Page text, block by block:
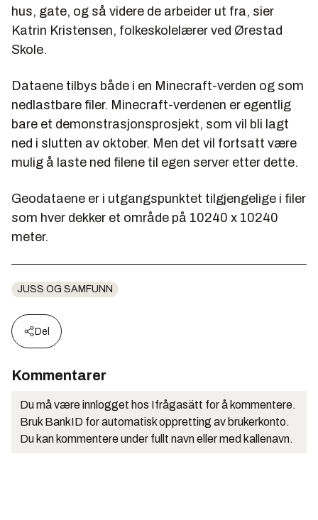
hus, gate, og så videre de arbeider ut fra, sier
Katrin Kristensen, folkeskolelærer ved Ørestad
Skole.
Dataene tilbys både i en Minecraft-verden og som
nedlastbare filer. Minecraft-verdenen er egentlig
bare et demonstrasjonsprosjekt, som vil bli lagt
ned i slutten av oktober. Men det vil fortsatt være
mulig å laste ned filene til egen server etter dette.
Geodataene er i utgangspunktet tilgjengelige i filer
som hver dekker et område på 10240 x 10240
meter.
JUSS OG SAMFUNN
Del
Kommentarer
Du må være innlogget hos Ifrågasätt for å kommentere.
Bruk BankID for automatisk oppretting av brukerkonto.
Du kan kommentere under fullt navn eller med kallenavn.